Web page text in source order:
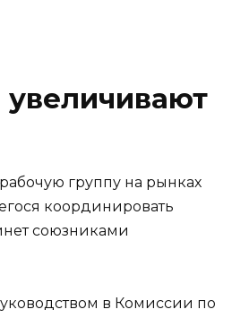
группу на рынках
координировать
союзниками
в Комиссии по